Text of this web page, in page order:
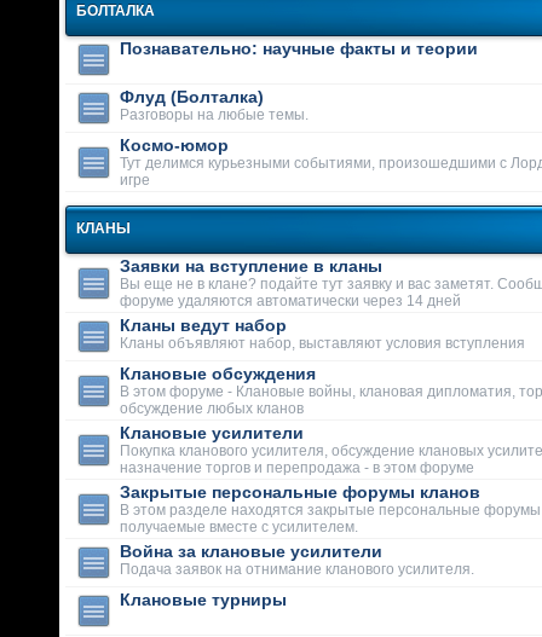
БОЛТАЛКА
Познавательно: научные факты и теории
Флуд (Болталка)
Разговоры на любые темы.
Космо-юмор
Тут делимся курьезными событиями, произошедшими с
игре
КЛАНЫ
Заявки на вступление в кланы
Вы еще не в клане? подайте тут заявку и вас заметят.
форуме удаляются автоматически через 14 дней
Кланы ведут набор
Кланы объявляют набор, выставляют условия вступления
Клановые обсуждения
В этом форуме - Клановые войны, клановая дипломатия,
обсуждение любых кланов
Клановые усилители
Покупка кланового усилителя, обсуждение клановых
назначение торгов и перепродажа - в этом форуме
Закрытые персональные форумы кланов
В этом разделе находятся закрытые персональные форумы
получаемые вместе с усилителем.
Война за клановые усилители
Подача заявок на отнимание кланового усилителя.
Клановые турниры